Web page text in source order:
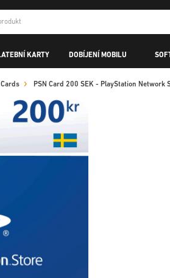
KARTY DOBÍJENÍ MOBILU
PSN Card 200 SEK - PlayStation Network